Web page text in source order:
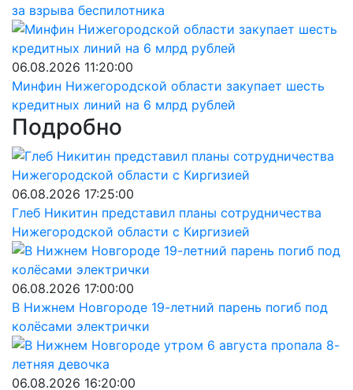
за взрыва беспилотника
06.08.2026 11:20:00
Минфин Нижегородской области закупает шесть
кредитных линий на 6 млрд рублей
Подробно
06.08.2026 17:25:00
Глеб Никитин представил планы сотрудничества
Нижегородской области с Киргизией
06.08.2026 17:00:00
В Нижнем Новгороде 19-летний парень погиб под
колёсами электрички
06.08.2026 16:20:00